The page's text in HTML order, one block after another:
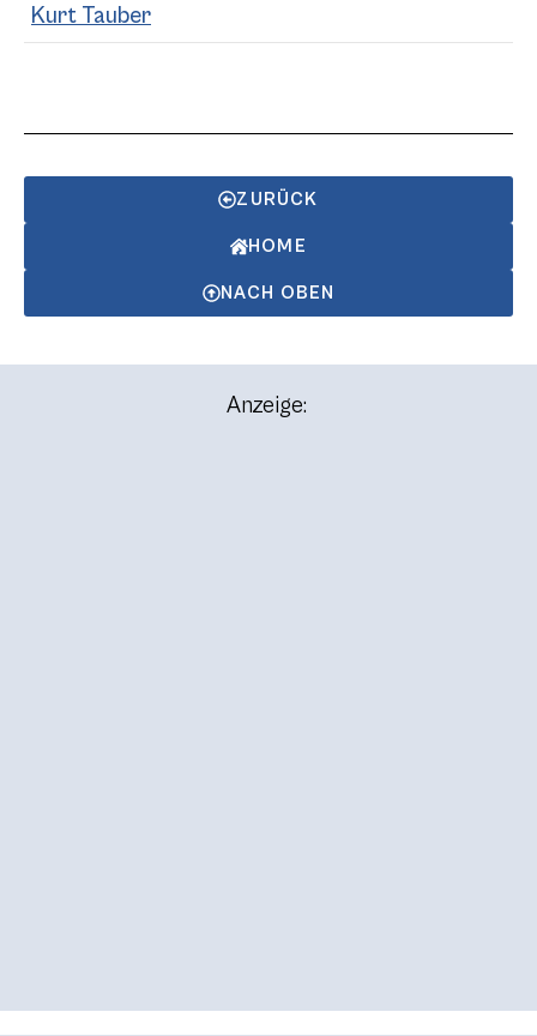
Kurt Tauber
ZURÜCK
HOME
NACH OBEN
Anzeige: